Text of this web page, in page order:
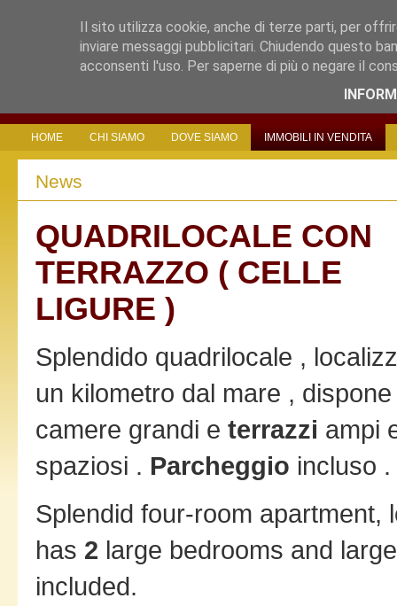
HOME CHI SIAMO DOVE SIAMO IMMOBILI IN VENDITA
News
QUADRILOCALE CON
TERRAZZO ( CELLE
LIGURE )
Splendido quadrilocale ,
un kilometro dal mare ,
camere grandi e terrazzi ampi
spaziosi . Parcheggio incluso .
Splendid four-room apartment,
has 2 large bedrooms and
included.
Il sito utilizza cookie, anche di terze parti, per
inviare messaggi pubblicitari. Chiudendo questo
acconsenti l'uso. Per saperne di più o negare il